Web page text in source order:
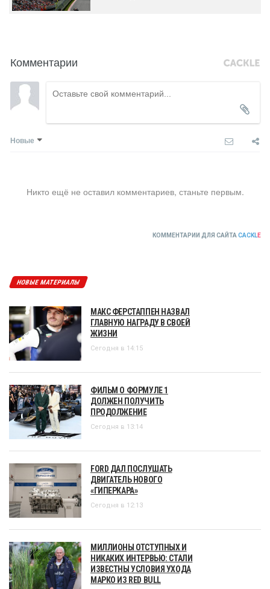
Комментарии
Новые
Никто ещё не оставил комментариев, станьте первым.
КОММЕНТАРИИ ДЛЯ САЙТА CACKLE
НОВЫЕ МАТЕРИАЛЫ
МАКС ФЕРСТАППЕН НАЗВАЛ
ГЛАВНУЮ НАГРАДУ В СВОЕЙ
ЖИЗНИ
Сегодня в 14:15
ФИЛЬМ О ФОРМУЛЕ 1
ДОЛЖЕН ПОЛУЧИТЬ
ПРОДОЛЖЕНИЕ
Сегодня в 13:14
FORD ДАЛ ПОСЛУШАТЬ
ДВИГАТЕЛЬ НОВОГО
«ГИПЕРКАРА»
Сегодня в 12:13
МИЛЛИОНЫ ОТСТУПНЫХ И
НИКАКИХ ИНТЕРВЬЮ: СТАЛИ
ИЗВЕСТНЫ УСЛОВИЯ УХОДА
МАРКО ИЗ RED BULL